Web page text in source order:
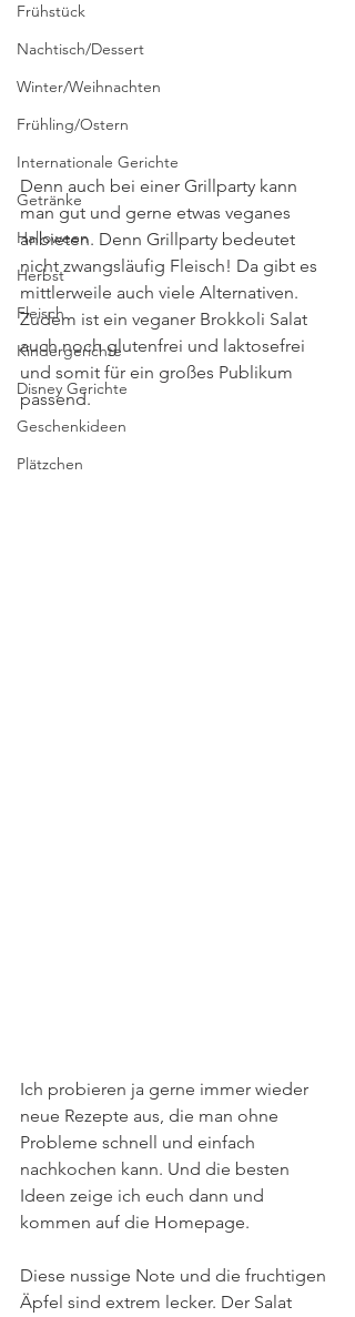
Frühstück
Nachtisch/Dessert
Winter/Weihnachten
Frühling/Ostern
Internationale Gerichte
Getränke
Halloween
Herbst
Fleisch
Kindergerichte
Disney Gerichte
Geschenkideen
Plätzchen
Denn auch bei einer Grillparty kann
man gut und gerne etwas veganes
anbieten. Denn Grillparty bedeutet
nicht zwangsläufig Fleisch! Da gibt es
mittlerweile auch viele Alternativen.
Zudem ist ein veganer Brokkoli Salat
auch noch glutenfrei und laktosefrei
und somit für ein großes Publikum
passend.
Ich probieren ja gerne immer wieder
neue Rezepte aus, die man ohne
Probleme schnell und einfach
nachkochen kann. Und die besten
Ideen zeige ich euch dann und
kommen auf die Homepage.
Diese nussige Note und die fruchtigen
Äpfel sind extrem lecker. Der Salat